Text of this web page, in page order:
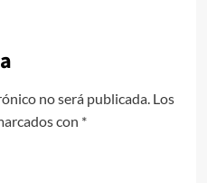
no será publicada. Los
con *